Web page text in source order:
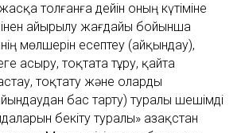
толғанға дейін оның күтіміне
айырылу жағдайы бойынша
мөлшерін есептеу (айқындау),
асыру, тоқтата тұру, қайта
тоқтату және оларды
бас тарту) туралы шешімді
бекіту туралы» Қазақстан